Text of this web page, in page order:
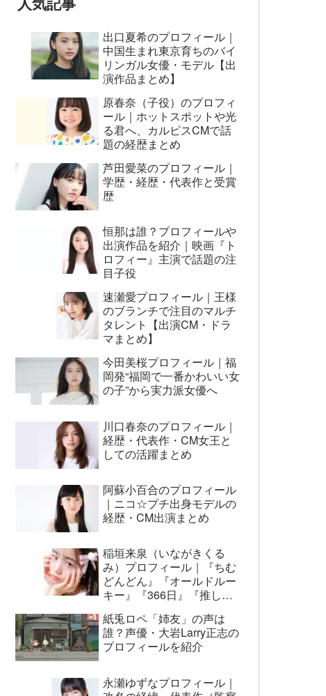
出口夏希のプロフィール｜
中国生まれ東京育ちのバイ
リンガル女優・モデル【出
演作品まとめ】
原春奈（子役）のプロフィ
ール｜ホットスポットや光
る君へ、カルピスCMで話
題の経歴まとめ
芦田愛菜のプロフィール｜
学歴・経歴・代表作と受賞
歴
恒那は誰？プロフィールや
出演作品を紹介｜映画『ト
ロフィー』主演で話題の注
目子役
速瀬愛プロフィール｜王様
のブランチで注目のマルチ
タレント【出演CM・ドラ
マまとめ】
今田美桜プロフィール｜福
岡発“福岡で一番かわいい女
の子”から実力派女優へ
川口春奈のプロフィール｜
経歴・代表作・CM女王と
しての活躍まとめ
阿蘇小百合のプロフィール
｜ニコ☆プチ出身モデルの
経歴・CM出演まとめ
稲垣来泉（いながきくる
み）プロフィール｜『ちむ
どんどん』『オールドルー
キー』『366日』『推しの
紙兎ロペ「姉友」の声は
誰？声優・大岩Larry正志の
プロフィールを紹介
永瀬ゆずなプロフィール｜